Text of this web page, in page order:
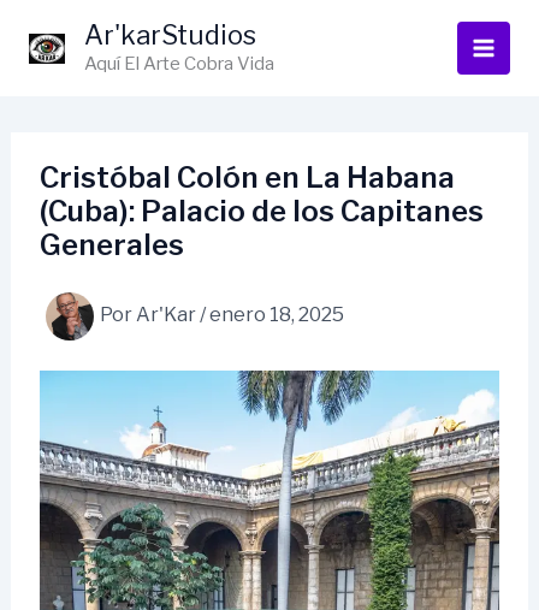
contenido
Ar'karStudios
Aquí El Arte Cobra Vida
Cristóbal Colón en La Habana
(Cuba): Palacio de los Capitanes
Generales
PorAr'Kar/enero 18, 2025